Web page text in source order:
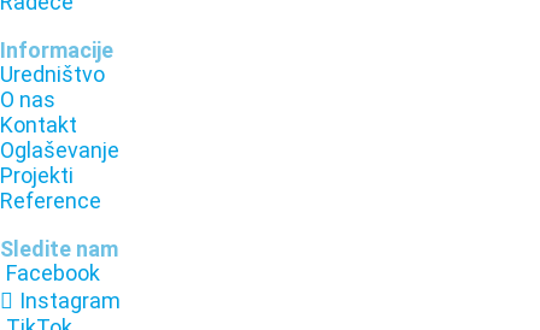
Informacije
Uredništvo
O nas
Kontakt
Oglaševanje
Projekti
Reference
Sledite nam
Facebook
Instagram